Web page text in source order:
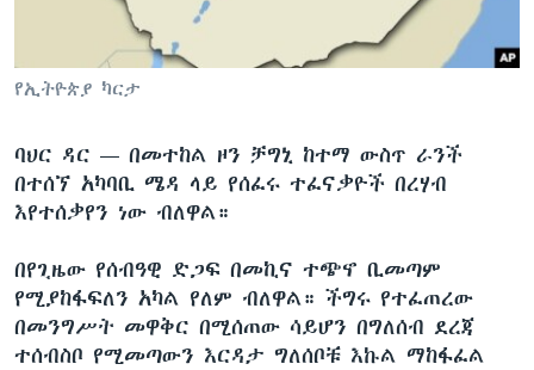
ቋንቋዎች
የኢትዮጵያ ካርታ
ባህር ዳር — በመተከል ዞን ቻግኒ ከተማ ውስጥ ራንች
በተሰኘ አካባቢ ሜዳ ላይ የሰፈሩ ተፈናቃዮች በረሃብ
እየተሰቃየን ነው ብለዋል።
በየጊዜው የሰብዓዊ ድጋፍ በመኪና ተጭኖ ቢመጣም
የሚያከፋፍለን አካል የለም ብለዋል። ችግሩ የተፈጠረው
በመንግሥት መዋቅር በሚሰጠው ሳይሆን በግለሰብ ደረጃ
ተሰብስቦ የሚመጣውን እርዳታ ግለሰቦቹ እኩል ማከፋፈል